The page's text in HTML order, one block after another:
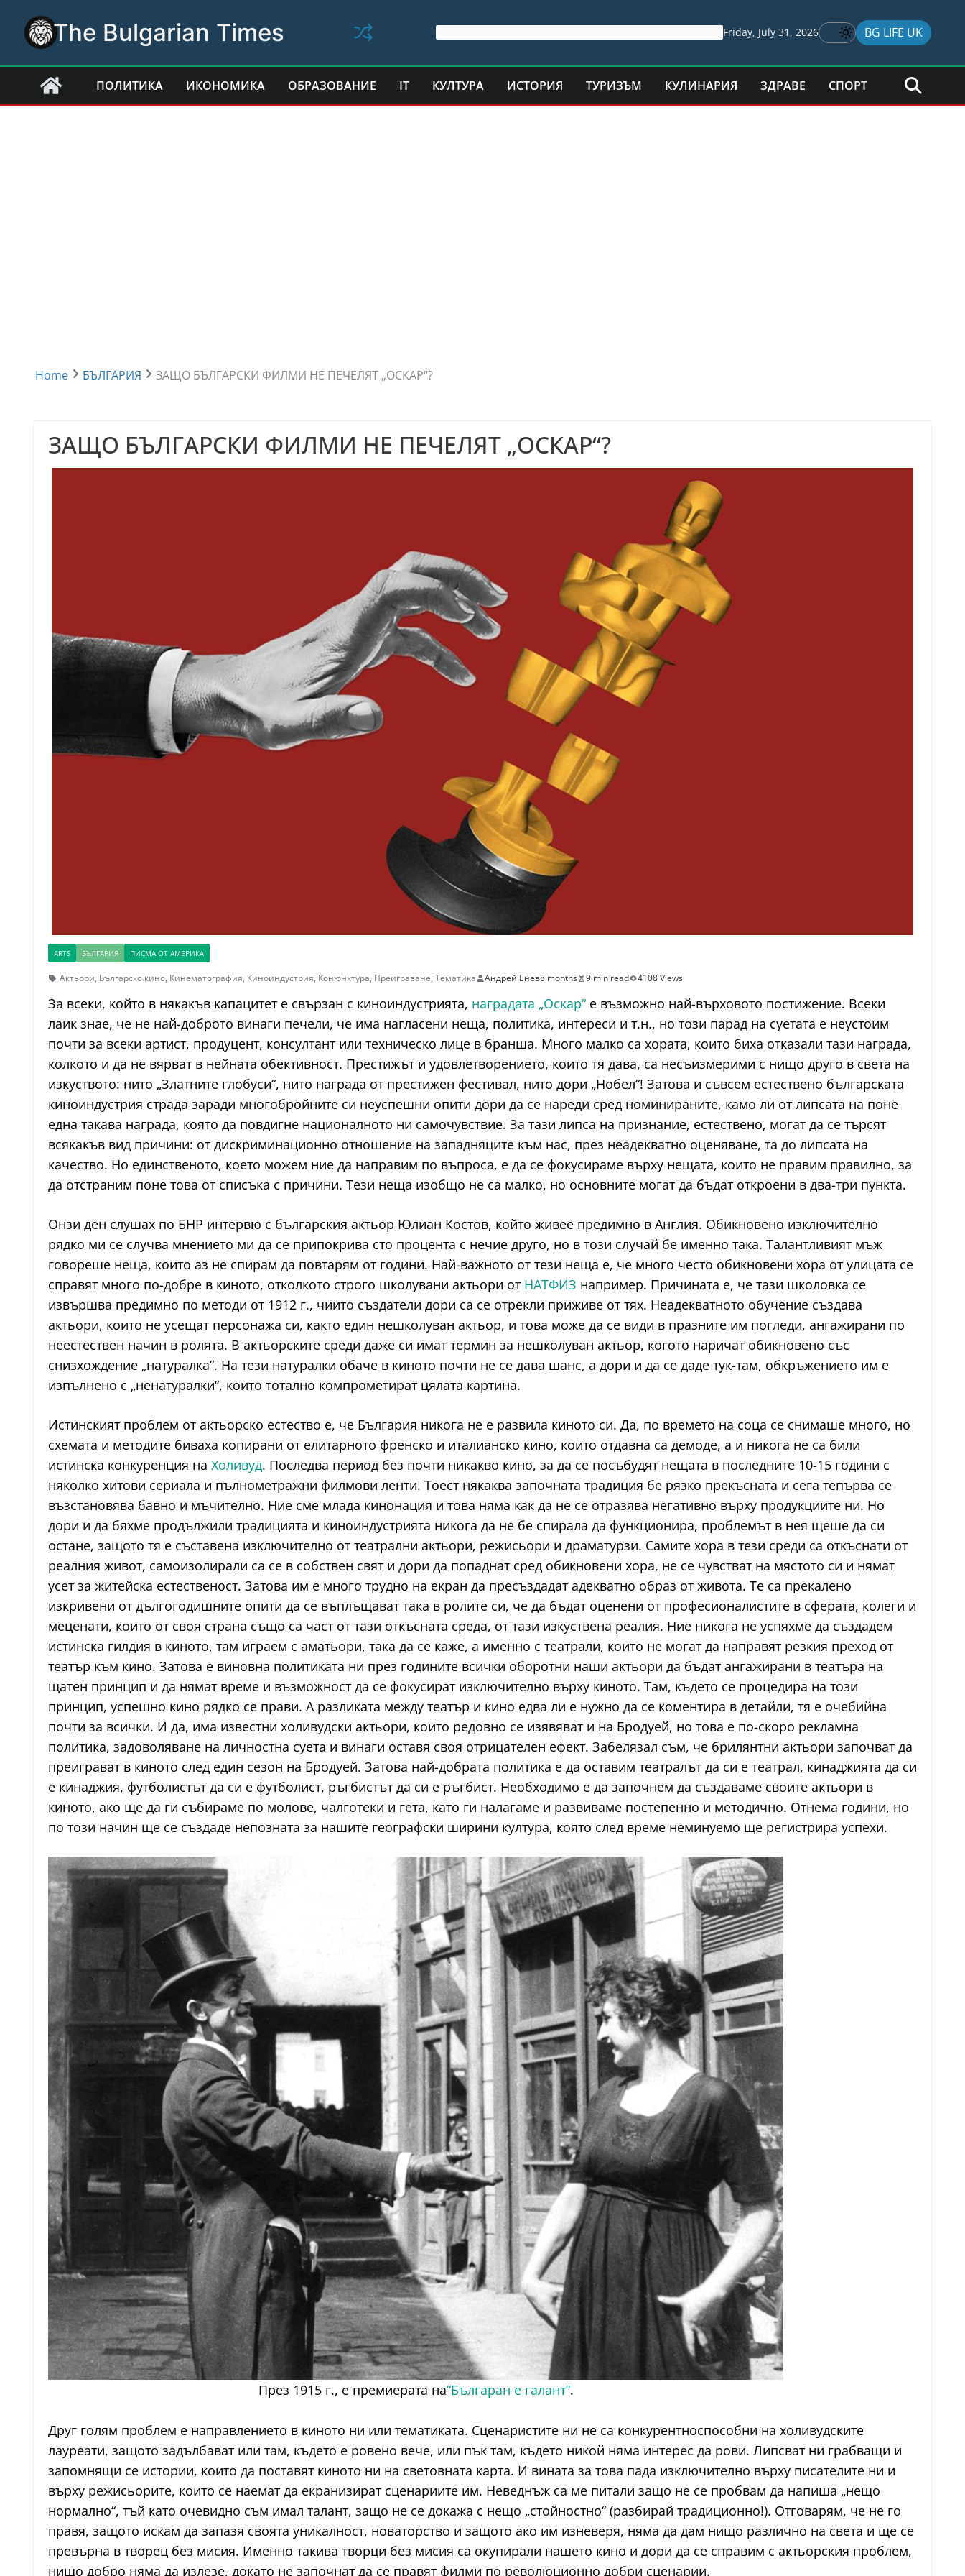
content
The Bulgarian Times Friday, July 31, 2026 BG LIFE UK
ПОЛИТИКА ИКОНОМИКА ОБРАЗОВАНИЕ IT КУЛТУРА ИСТОРИЯ ТУРИЗЪМ КУЛИНАРИЯ ЗДРАВЕ СПОРТ
Home БЪЛГАРИЯ ЗАЩО БЪЛГАРСКИ ФИЛМИ НЕ ПЕЧЕЛЯТ „ОСКАР“?
ЗАЩО БЪЛГАРСКИ ФИЛМИ НЕ ПЕЧЕЛЯТ „ОСКАР“?
ARTS БЪЛГАРИЯ ПИСМА ОТ АМЕРИКА
Актьори, Българско кино, Кинематография, Киноиндустрия, Конюнктура, Преиграване, Тематика Андрей Енев8 months 9 min read 4108 Views
За всеки, който в някакъв капацитет е свързан с киноиндустрията, наградата „Оскар“ е възможно най-върховото постижение. Всеки
лаик знае, че не най-доброто винаги печели, че има нагласени неща, политика, интереси и т.н., но този парад на суетата е неустоим
почти за всеки артист, продуцент, консултант или техническо лице в бранша. Много малко са хората, които биха отказали тази награда,
колкото и да не вярват в нейната обективност. Престижът и удовлетворението, които тя дава, са несъизмерими с нищо друго в света на
изкуството: нито „Златните глобуси“, нито награда от престижен фестивал, нито дори „Нобел“! Затова и съвсем естествено българската
киноиндустрия страда заради многобройните си неуспешни опити дори да се нареди сред номинираните, камо ли от липсата на поне
една такава награда, която да повдигне националното ни самочувствие. За тази липса на признание, естествено, могат да се търсят
всякакъв вид причини: от дискриминационно отношение на западняците към нас, през неадекватно оценяване, та до липсата на
качество. Но единственото, което можем ние да направим по въпроса, е да се фокусираме върху нещата, които не правим правилно, за
да отстраним поне това от списъка с причини. Тези неща изобщо не са малко, но основните могат да бъдат откроени в два-три пункта.
Онзи ден слушах по БНР интервю с българския актьор Юлиан Костов, който живее предимно в Англия. Обикновено изключително
рядко ми се случва мнението ми да се припокрива сто процента с нечие друго, но в този случай бе именно така. Талантливият мъж
говореше неща, които аз не спирам да повтарям от години. Най-важното от тези неща е, че много често обикновени хора от улицата се
справят много по-добре в киното, отколкото строго школувани актьори от НАТФИЗ например. Причината е, че тази школовка се
извършва предимно по методи от 1912 г., чиито създатели дори са се отрекли приживе от тях. Неадекватното обучение създава
актьори, които не усещат персонажа си, както един нешколуван актьор, и това може да се види в празните им погледи, ангажирани по
неестествен начин в ролята. В актьорските среди даже си имат термин за нешколуван актьор, когото наричат обикновено със
снизхождение „натуралка“. На тези натуралки обаче в киното почти не се дава шанс, а дори и да се даде тук-там, обкръжението им е
изпълнено с „ненатуралки“, които тотално компрометират цялата картина.
Истинският проблем от актьорско естество е, че България никога не е развила киното си. Да, по времето на соца се снимаше много, но
схемата и методите биваха копирани от елитарното френско и италианско кино, които отдавна са демоде, а и никога не са били
истинска конкуренция на Холивуд. Последва период без почти никакво кино, за да се посъбудят нещата в последните 10-15 години с
няколко хитови сериала и пълнометражни филмови ленти. Тоест някаква започната традиция бе рязко прекъсната и сега тепърва се
възстановява бавно и мъчително. Ние сме млада кинонация и това няма как да не се отразява негативно върху продукциите ни. Но
дори и да бяхме продължили традицията и киноиндустрията никога да не бе спирала да функционира, проблемът в нея щеше да си
остане, защото тя е съставена изключително от театрални актьори, режисьори и драматурзи. Самите хора в тези среди са откъснати от
реалния живот, самоизолирали са се в собствен свят и дори да попаднат сред обикновени хора, не се чувстват на мястото си и нямат
усет за житейска естественост. Затова им е много трудно на екран да пресъздадат адекватно образ от живота. Те са прекалено
изкривени от дългогодишните опити да се въплъщават така в ролите си, че да бъдат оценени от професионалистите в сферата, колеги и
меценати, които от своя страна също са част от тази откъсната среда, от тази изкуствена реалия. Ние никога не успяхме да създадем
истинска гилдия в киното, там играем с аматьори, така да се каже, а именно с театрали, които не могат да направят резкия преход от
театър към кино. Затова е виновна политиката ни през годините всички оборотни наши актьори да бъдат ангажирани в театъра на
щатен принцип и да нямат време и възможност да се фокусират изключително върху киното. Там, където се процедира на този
принцип, успешно кино рядко се прави. А разликата между театър и кино едва ли е нужно да се коментира в детайли, тя е очебийна
почти за всички. И да, има известни холивудски актьори, които редовно се изявяват и на Бродуей, но това е по-скоро рекламна
политика, задоволяване на личностна суета и винаги оставя своя отрицателен ефект. Забелязал съм, че брилянтни актьори започват да
преиграват в киното след един сезон на Бродуей. Затова най-добрата политика е да оставим театралът да си е театрал, кинаджията да си
е кинаджия, футболистът да си е футболист, ръгбистът да си е ръгбист. Необходимо е да започнем да създаваме своите актьори в
киното, ако ще да ги събираме по молове, чалготеки и гета, като ги налагаме и развиваме постепенно и методично. Отнема години, но
по този начин ще се създаде непозната за нашите географски ширини култура, която след време неминуемо ще регистрира успехи.
През 1915 г., е премиерата на“Българан е галант”.
Друг голям проблем е направлението в киното ни или тематиката. Сценаристите ни не са конкурентноспособни на холивудските
лауреати, защото задълбават или там, където е ровено вече, или пък там, където никой няма интерес да рови. Липсват ни грабващи и
запомнящи се истории, които да поставят киното ни на световната карта. И вината за това пада изключително върху писателите ни и
върху режисьорите, които се наемат да екранизират сценариите им. Неведнъж са ме питали защо не се пробвам да напиша „нещо
нормално“, тъй като очевидно съм имал талант, защо не се докажа с нещо „стойностно“ (разбирай традиционно!). Отговарям, че не го
правя, защото искам да запазя своята уникалност, новаторство и защото ако им изневеря, няма да дам нищо различно на света и ще се
превърна в творец без мисия. Именно такива творци без мисия са окупирали нашето кино и дори да се справим с актьорския проблем,
нищо добро няма да излезе, докато не започнат да се правят филми по революционно добри сценарии.